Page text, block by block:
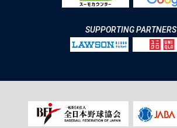
SUPPORTING PARTNERS